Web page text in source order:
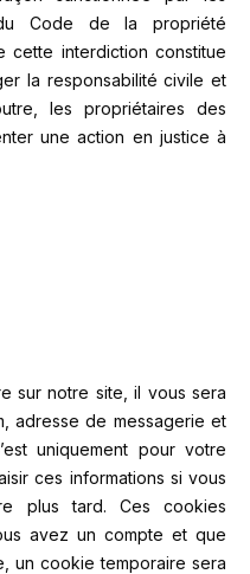
Code de la propriété
cette interdiction constitue
la responsabilité civile et
les propriétaires des
une action en justice à
sur notre site, il vous sera
adresse de messagerie et
uniquement pour votre
ces informations si vous
plus tard. Ces cookies
avez un compte et que
un cookie temporaire sera